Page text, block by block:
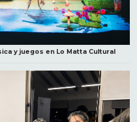
y juegos en Lo Matta Cultural